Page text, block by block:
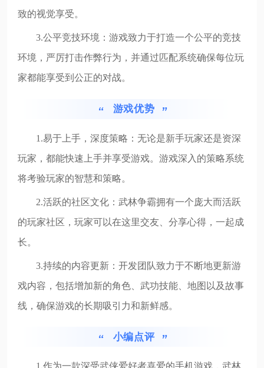
致的视觉享受。
3.公平竞技环境：游戏致力于打造一个公平的竞技
环境，严厉打击作弊行为，并通过匹配系统确保每位玩
家都能享受到公正的对战。
游戏优势
1.易于上手，深度策略：无论是新手玩家还是资深
玩家，都能快速上手并享受游戏。游戏深入的策略系统
将考验玩家的智慧和策略。
2.活跃的社区文化：武林争霸拥有一个庞大而活跃
的玩家社区，玩家可以在这里交友、分享心得，一起成
长。
3.持续的内容更新：开发团队致力于不断地更新游
戏内容，包括增加新的角色、武功技能、地图以及故事
线，确保游戏的长期吸引力和新鲜感。
小编点评